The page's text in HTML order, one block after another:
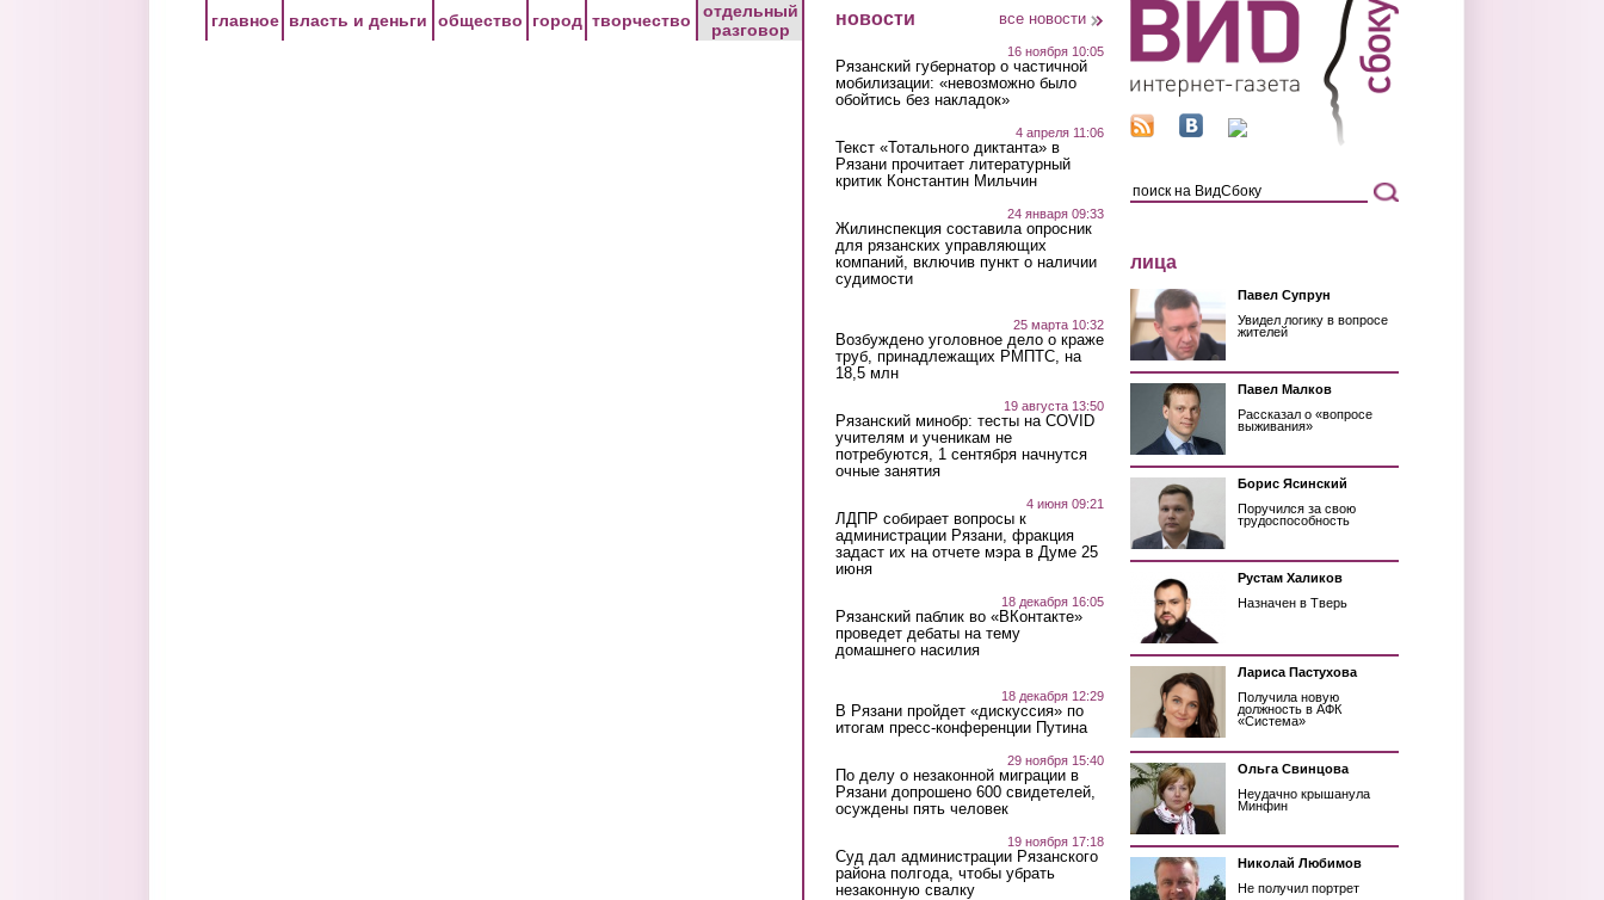
главное власть и деньги общество город творчество
отдельный
разговор
новости все новости
16 ноября 10:05
Рязанский губернатор о частичной
мобилизации: «невозможно было
обойтись без накладок»
4 апреля 11:06
Текст «Тотального диктанта» в
Рязани прочитает литературный
критик Константин Мильчин
24 января 09:33
Жилинспекция составила опросник
для рязанских управляющих
компаний, включив пункт о наличии
судимости
25 марта 10:32
Возбуждено уголовное дело о краже
труб, принадлежащих РМПТС, на
18,5 млн
19 августа 13:50
Рязанский минобр: тесты на COVID
учителям и ученикам не
потребуются, 1 сентября начнутся
очные занятия
4 июня 09:21
ЛДПР собирает вопросы к
администрации Рязани, фракция
задаст их на отчете мэра в Думе 25
июня
18 декабря 16:05
Рязанский паблик во «ВКонтакте»
проведет дебаты на тему
домашнего насилия
18 декабря 12:29
В Рязани пройдет «дискуссия» по
итогам пресс-конференции Путина
29 ноября 15:40
По делу о незаконной миграции в
Рязани допрошено 600 свидетелей,
осуждены пять человек
19 ноября 17:18
Суд дал администрации Рязанского
района полгода, чтобы убрать
незаконную свалку
лица
Павел Супрун
Увидел логику в вопросе
жителей
Павел Малков
Рассказал о «вопросе
выживания»
Борис Ясинский
Поручился за свою
трудоспособность
Рустам Халиков
Назначен в Тверь
Лариса Пастухова
Получила новую
должность в АФК
«Система»
Ольга Свинцова
Неудачно крышанула
Минфин
Николай Любимов
Не получил портрет